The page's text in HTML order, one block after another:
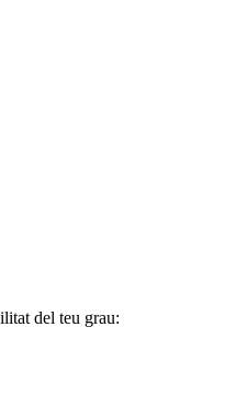
del teu grau: